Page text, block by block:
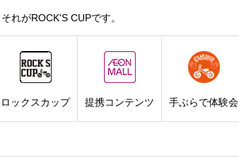
れがROCK'S CUPです。
ロックスカップ 提携コンテンツ 手ぶらで体験会